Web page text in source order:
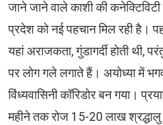
जाने जाने वाले काशी की
प्रदेश को नई पहचान मिल रही है।
यहां अराजकता, गुंडागर्दी होती थी,
पर लोग गले लगाते हैं। अयोध्या में
विंध्यवासिनी कॉरिडोर बन गया।
महीने तक रोज 15-20 लाख